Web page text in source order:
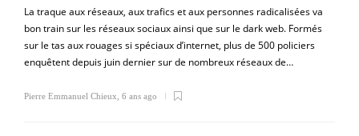
La traque aux réseaux, aux trafics et aux personnes radicalisées va
bon train sur les réseaux sociaux ainsi que sur le dark web. Formés
sur le tas aux rouages si spéciaux d’internet, plus de 500 policiers
enquêtent depuis juin dernier sur de nombreux réseaux de…
Pierre Emmanuel Chieux 6 ans ago